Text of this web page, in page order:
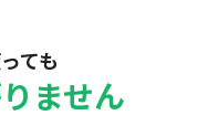
ても
ません